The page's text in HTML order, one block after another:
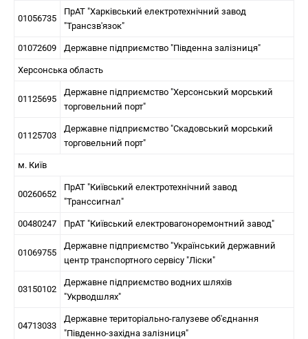
01056735
ПрАТ "Харківський електротехнічний завод
"Трансзв'язок"
01072609 Державне підприємство "Південна залізниця"
Херсонська область
01125695
Державне підприємство "Херсонський морський
торговельний порт"
01125703
Державне підприємство "Скадовський морський
торговельний порт"
м. Київ
00260652
ПрАТ "Київський електротехнічний завод
"Транссигнал"
00480247 ПрАТ "Київський електровагоноремонтний завод"
01069755
Державне підприємство "Український державний
центр транспортного сервісу "Ліски"
03150102
Державне підприємство водних шляхів
"Укрводшлях"
04713033
Державне територіально-галузеве об'єднання
"Південно-західна залізниця"